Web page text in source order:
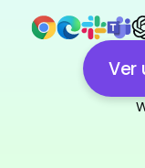
Ver